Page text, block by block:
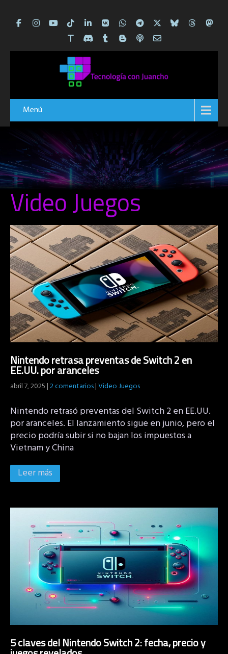
Menú
Video Juegos
Nintendo retrasa preventas de Switch 2 en
EE.UU. por aranceles
abril 7, 2025|2 comentarios|Video Juegos
Nintendo retrasó preventas del Switch 2 en EE.UU.
por aranceles. El lanzamiento sigue en junio, pero el
precio podría subir si no bajan los impuestos a
Vietnam y China
Leer más
5 claves del Nintendo Switch 2: fecha, precio y